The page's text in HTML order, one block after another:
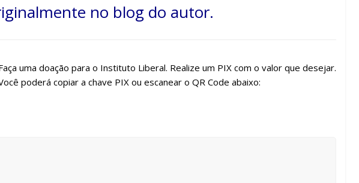
no blog do autor.
uma doação para o Instituto Liberal. Realize um PIX com o valor que desejar.
poderá copiar a chave PIX ou escanear o QR Code abaixo: